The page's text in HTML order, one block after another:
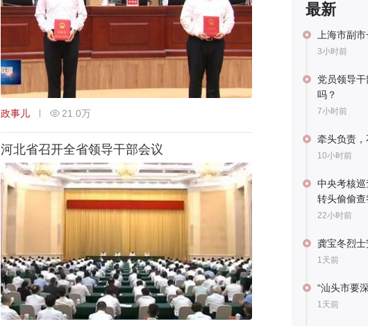
政事儿 21.0万
河北省召开全省领导干部会议
最新
上海市副
3小时前
党员领导
吗？
7小时前
牵头负责
10小时前
中央考核巡
转头偷偷查
22小时前
龚宝冬烈
1天前
“汕头市要
1天前